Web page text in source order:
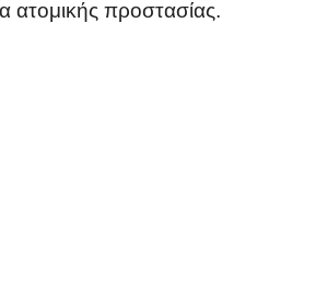
ατομικής προστασίας.